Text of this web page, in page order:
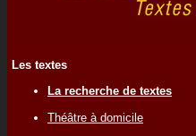
Les textes
La recherche de textes
Théâtre à domicile